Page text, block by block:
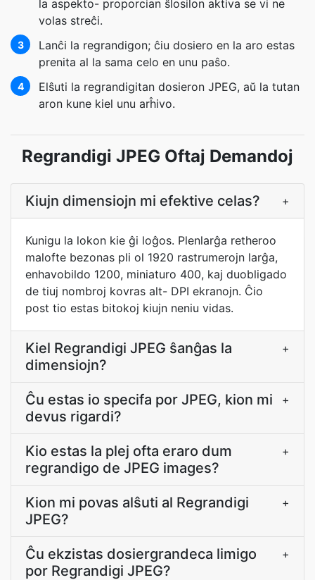
la aspekto- proporcian ŝlosilon aktiva se vi ne
volas streĉi.
3
Lanĉi la regrandigon; ĉiu dosiero en la aro estas
prenita al la sama celo en unu paŝo.
4
Elŝuti la regrandigitan dosieron JPEG, aŭ la tutan
aron kune kiel unu arĥivo.
Regrandigi JPEG Oftaj Demandoj
Kiujn dimensiojn mi efektive celas? +
Kunigu la lokon kie ĝi loĝos. Plenlarĝa retheroo
malofte bezonas pli ol 1920 rastrumerojn larĝa,
enhavobildo 1200, miniaturo 400, kaj duobligado
de tiuj nombroj kovras alt- DPI ekranojn. Ĉio
post tio estas bitokoj kiujn neniu vidas.
Kiel Regrandigi JPEG ŝanĝas la
dimensiojn?
+
Ĉu estas io specifa por JPEG, kion mi
devus rigardi?
+
Kio estas la plej ofta eraro dum
regrandigo de JPEG images?
+
Kion mi povas alŝuti al Regrandigi
JPEG?
+
Ĉu ekzistas dosiergrandeca limigo
por Regrandigi JPEG?
+